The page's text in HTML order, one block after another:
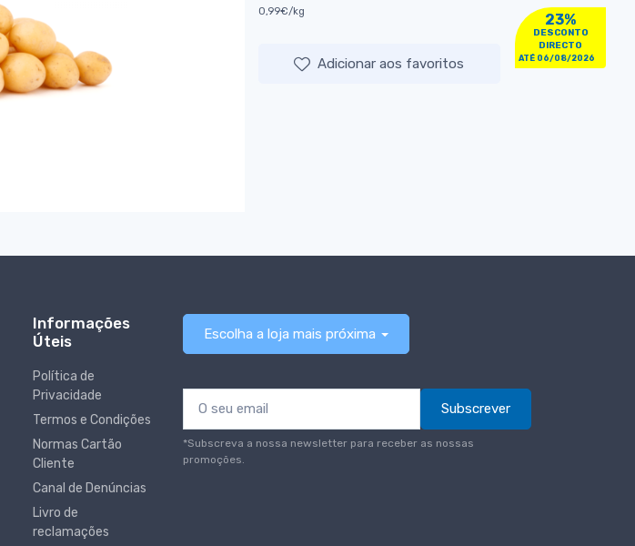
0,99€/kg
23%
DESCONTO
DIRECTO
ATÉ 06/08/2026
Adicionar aos favoritos
Informações
Úteis
Política de
Privacidade
Termos e Condições
Normas Cartão
Cliente
Canal de Denúncias
Livro de
reclamações
Escolha a loja mais próxima
Subscrever
*Subscreva a nossa newsletter para receber as nossas
promoções.